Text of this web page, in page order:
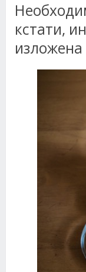
кстати,
изложена